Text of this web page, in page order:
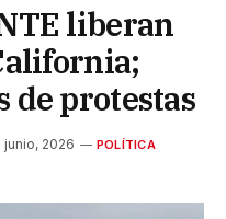
liberan
de protestas
junio, 2026 POLÍTICA